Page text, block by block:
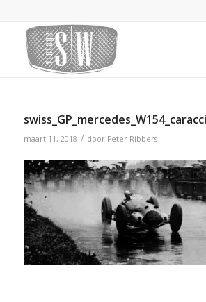
maart 11, 2018 / door Peter Ribbers